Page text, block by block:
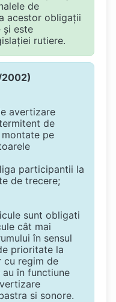
de
acestor obligaţii
şi este
rutiere.
2002)
avertizare
de
pe
participantii la
de trecere;
sunt obligati
cât mai
în sensul
prioritate la
cu regim de
în functiune
si sonore.